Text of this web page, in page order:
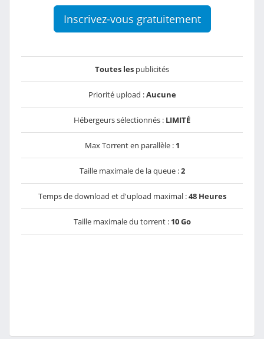
Inscrivez-vous gratuitement
Toutes les publicités
Priorité upload :Aucune
Hébergeurs sélectionnés : LIMITÉ
Max Torrent en parallèle : 1
Taille maximale de la queue :2
Temps de download et d'upload maximal :48 Heures
Taille maximale du torrent : 10 Go